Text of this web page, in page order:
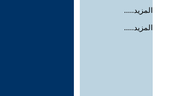
المزيد.....
المزيد.....